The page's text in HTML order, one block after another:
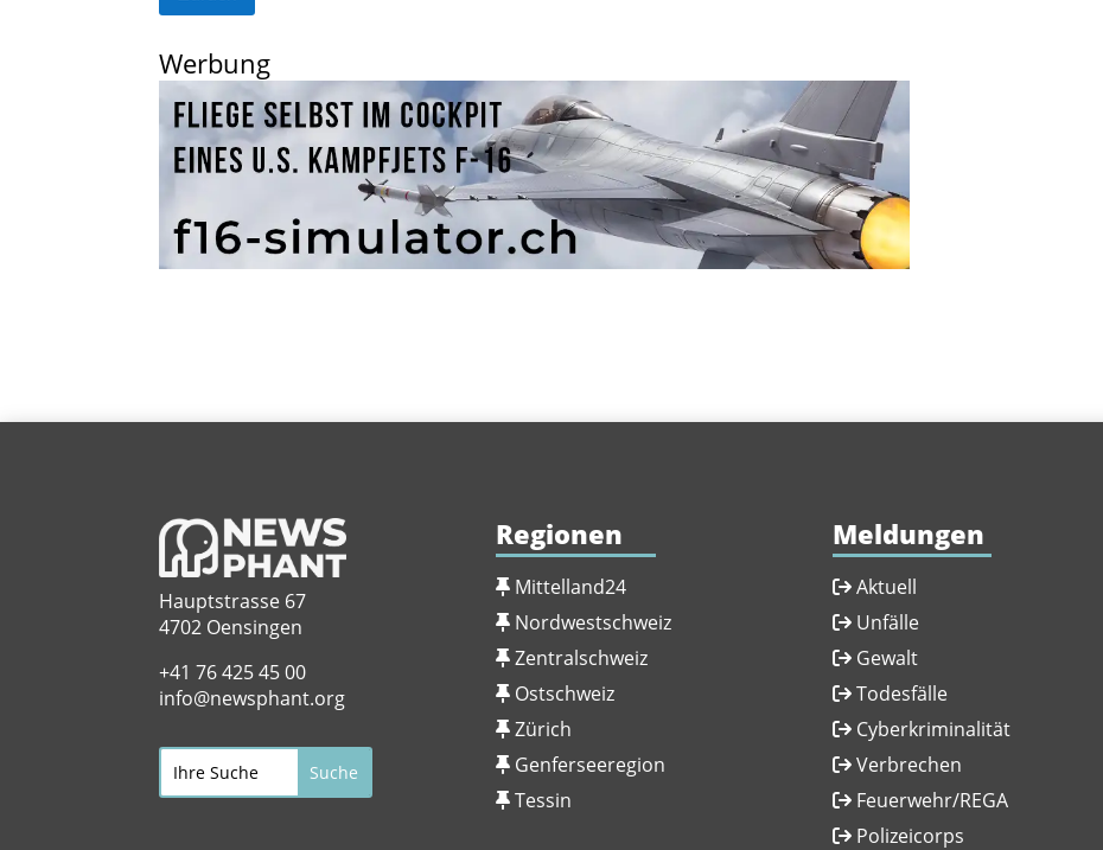
Werbung
Hauptstrasse 67
4702 Oensingen
+41 76 425 45 00
info@newsphant.org
Regionen
Mittelland24
Nordwestschweiz
Zentralschweiz
Ostschweiz
Zürich
Genferseeregion
Tessin
Meldungen
Aktuell
Unfälle
Gewalt
Todesfälle
Cyberkriminalität
Verbrechen
Feuerwehr/REGA
Polizeicorps